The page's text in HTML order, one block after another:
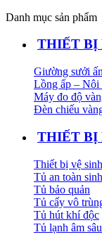
Danh mục sản phẩm
THIẾT BỊ
Giường sưởi
Lồng ấp – Nôi
Máy đo độ
Đèn chiếu
THIẾT BỊ
Thiết bị vệ
Tủ an toàn
Tủ bảo quản
Tủ cấy vô
Tủ hút khí độc
Tủ lạnh âm sâu